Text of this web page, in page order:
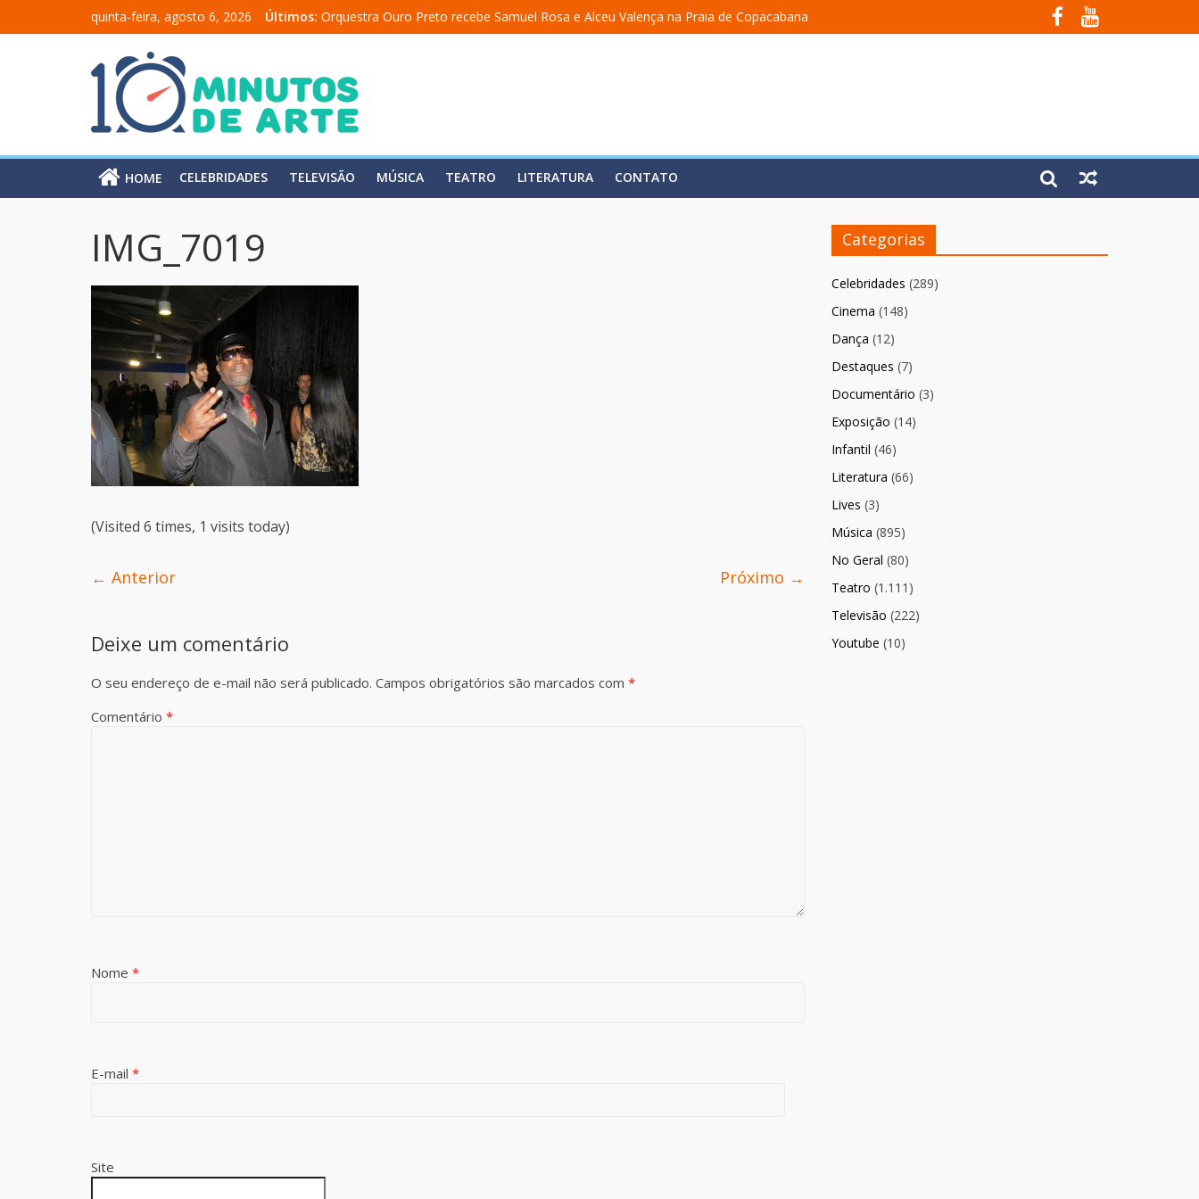
quinta-feira, agosto 6, 2026 Últimos: Orquestra Ouro Preto recebe Samuel Rosa e Alceu Valença na Praia de Copacabana
“Comunicado a uma academia” ganha nova temporada na Fundição Progresso
Mônica Salmaso lança álbum em homenagem a Elizeth Cardoso
Carolina Chalita estreia o solo “Eu matei a Sherazade – Confissões De Uma Árabe Em Fúria”
HOME CELEBRIDADES TELEVISÃO MÚSICA TEATRO LITERATURA CONTATO
IMG_7019
(Visited 6 times, 1 visits today)
← Anterior Próximo →
Deixe um comentário
O seu endereço de e-mail não será publicado. Campos obrigatórios são marcados com *
Comentário *
Nome *
E-mail *
Site
Categorias
Celebridades (289)
Cinema (148)
Dança (12)
Destaques (7)
Documentário (3)
Exposição (14)
Infantil (46)
Literatura (66)
Lives (3)
Música (895)
No Geral (80)
Teatro (1.111)
Televisão (222)
Youtube (10)